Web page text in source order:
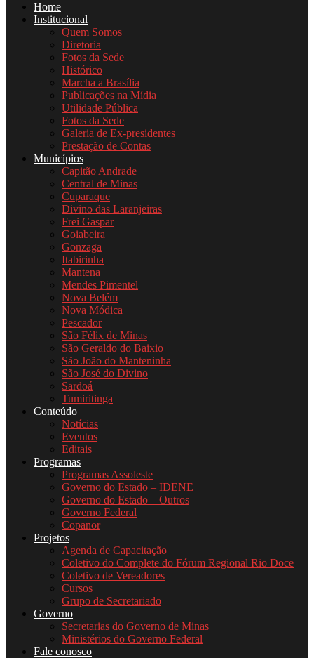
Home
Institucional
Quem Somos
Diretoria
Fotos da Sede
Histórico
Marcha a Brasília
Publicações na Mídia
Utilidade Pública
Fotos da Sede
Galeria de Ex-presidentes
Prestação de Contas
Municípios
Capitão Andrade
Central de Minas
Cuparaque
Divino das Laranjeiras
Frei Gaspar
Goiabeira
Gonzaga
Itabirinha
Mantena
Mendes Pimentel
Nova Belém
Nova Módica
Pescador
São Félix de Minas
São Geraldo do Baixio
São João do Manteninha
São José do Divino
Sardoá
Tumiritinga
Conteúdo
Notícias
Eventos
Editais
Programas
Programas Assoleste
Governo do Estado – IDENE
Governo do Estado – Outros
Governo Federal
Copanor
Projetos
Agenda de Capacitação
Coletivo do Complete do Fórum Regional Rio Doce
Coletivo de Vereadores
Cursos
Grupo de Secretariado
Governo
Secretarias do Governo de Minas
Ministérios do Governo Federal
Fale conosco